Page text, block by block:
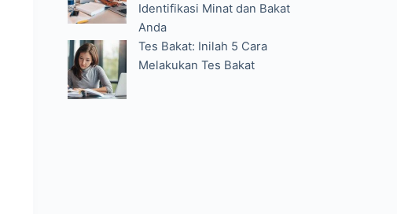
Identifikasi Minat dan Bakat
Anda
Tes Bakat: Inilah 5 Cara
Melakukan Tes Bakat